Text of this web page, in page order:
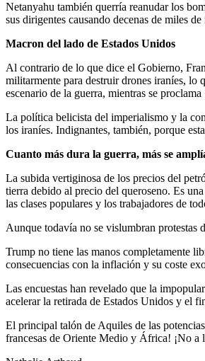
Netanyahu también querría reanudar los
sus dirigentes causando decenas de miles
Macron del lado de Estados Unidos
Al contrario de lo que dice el Gobierno,
militarmente para destruir drones iraníes, lo
escenario de la guerra, mientras se
La política belicista del imperialismo y la
los iraníes. Indignantes, también, porque
Cuanto más dura la guerra, más se
La subida vertiginosa de los precios del
tierra debido al precio del queroseno. Es
las clases populares y los trabajadores de
Aunque todavía no se vislumbran protestas
Trump no tiene las manos completamente
consecuencias con la inflación y su coste
Las encuestas han revelado que la
acelerar la retirada de Estados Unidos y el
El principal talón de Aquiles de las
francesas de Oriente Medio y África! ¡No a